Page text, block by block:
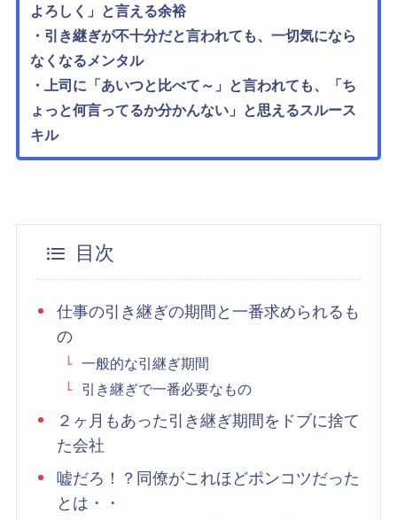
よろしく」と言える余裕
・引き継ぎが不十分だと言われても、一切気になら
なくなるメンタル
・上司に「あいつと比べて～」と言われても、「ち
ょっと何言ってるか分かんない」と思えるスルース
キル
目次
仕事の引き継ぎの期間と一番求められるも
の
一般的な引継ぎ期間
引き継ぎで一番必要なもの
２ヶ月もあった引き継ぎ期間をドブに捨て
た会社
嘘だろ！？同僚がこれほどポンコツだった
とは・・